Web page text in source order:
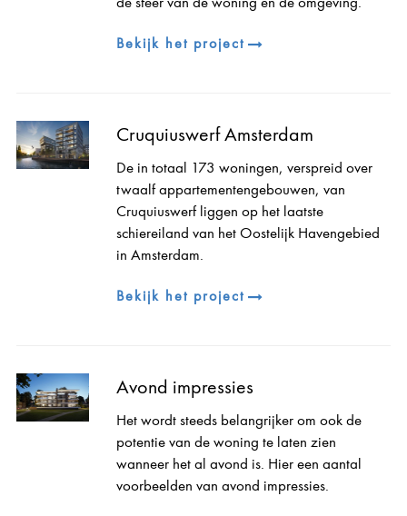
Bekijk het project
Cruquiuswerf Amsterdam
De in totaal 173 woningen, verspreid over
twaalf appartementengebouwen, van
Cruquiuswerf liggen op het laatste
schiereiland van het Oostelijk Havengebied
in Amsterdam.
Bekijk het project
Avond impressies
Het wordt steeds belangrijker om ook de
potentie van de woning te laten zien
wanneer het al avond is. Hier een aantal
voorbeelden van avond impressies.